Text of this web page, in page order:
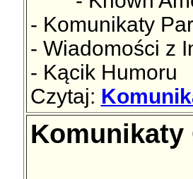
- Komunikaty
- Wiadomości z
- Kącik Humoru
Czytaj:
Komunikaty